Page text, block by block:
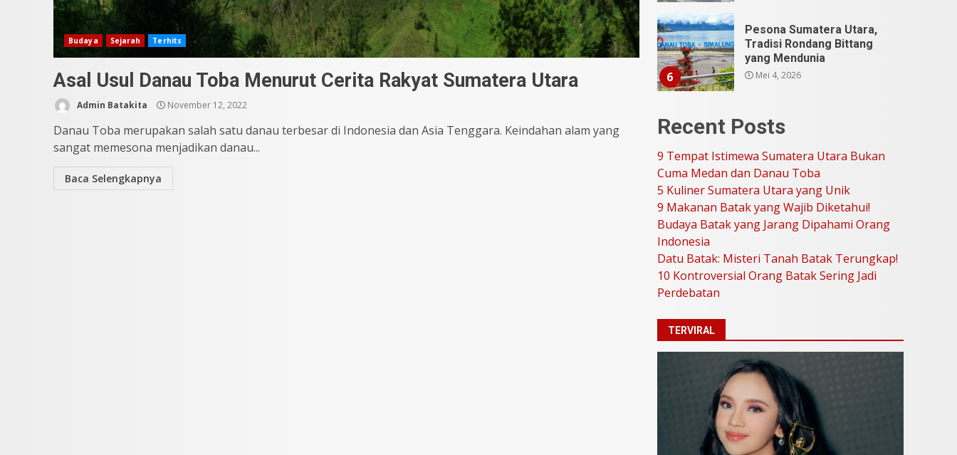
Budaya Sejarah Terhits
Asal Usul Danau Toba Menurut Cerita Rakyat Sumatera Utara
Admin Batakita November 12, 2022
Danau Toba merupakan salah satu danau terbesar di Indonesia dan Asia Tenggara. Keindahan alam yang
sangat memesona menjadikan danau...
Baca Selengkapnya
6
Pesona Sumatera Utara,
Tradisi Rondang Bittang
yang Mendunia
Mei 4, 2026
SUCI Season 11: Finalis
Stand Up Comedy
April 23, 2026
1
9 Tempat Istimewa
Sumatera Utara Bukan
Cuma Medan dan Danau
Juli 31, 2026
2
9 Makanan Batak yang
Wajib Diketahui! Budaya
Batak yang Jarang
Dipahami Orang Indonesia
Juni 25, 2026
Recent Posts
9 Tempat Istimewa Sumatera Utara Bukan
Cuma Medan dan Danau Toba
5 Kuliner Sumatera Utara yang Unik
9 Makanan Batak yang Wajib Diketahui!
Budaya Batak yang Jarang Dipahami Orang
Indonesia
Datu Batak: Misteri Tanah Batak Terungkap!
10 Kontroversial Orang Batak Sering Jadi
Perdebatan
TERVIRAL